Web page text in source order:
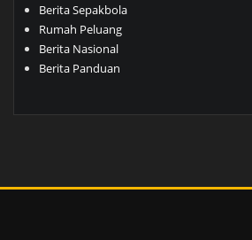
Berita Sepakbola
Rumah Peluang
Berita Nasional
Berita Panduan